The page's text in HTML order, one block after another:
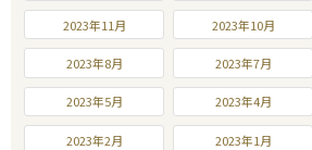
2023年11月 2023年10月
2023年8月 2023年7月
2023年5月 2023年4月
2023年2月 2023年1月